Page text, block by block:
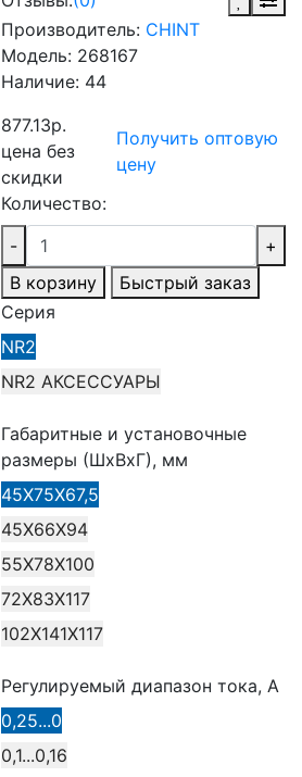
Производитель: CHINT
Модель: 268167
Наличие: 44
877.13р.
цена без
скидки
Получить оптовую
цену
Количество:
-
+
В корзину
Быстрый заказ
Серия
NR2
NR2 АКСЕССУАРЫ
Габаритные и установочные
размеры (ШхВхГ), мм
45X75X67,5
45X66X94
55X78X100
72X83X117
102X141X117
Регулируемый диапазон тока, А
0,25...0
0,1...0,16